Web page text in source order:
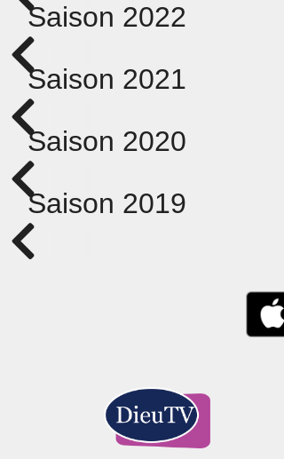
Saison 2022
Saison 2021
Saison 2020
Saison 2019